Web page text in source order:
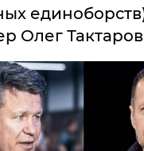
Олег